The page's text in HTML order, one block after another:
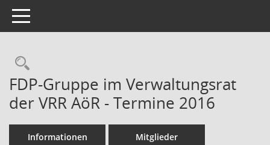
Toggle navigation
Rechercheauswahl
FDP-Gruppe im Verwaltungsrat
der VRR AöR - Termine 2016
Informationen Mitglieder